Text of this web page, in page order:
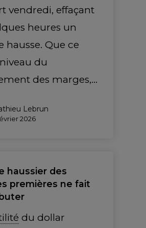
vendredi, effaçant
heures un
hausse. Que ce
du
des marges,…
Lebrun
2026
haussier des
premières ne fait
du dollar